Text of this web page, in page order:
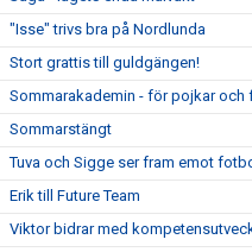
"Isse" trivs bra på Nordlunda
Stort grattis till guldgängen!
Sommarakademin - för pojkar
Sommarstängt
Tuva och Sigge ser fram emot
Erik till Future Team
Viktor bidrar med